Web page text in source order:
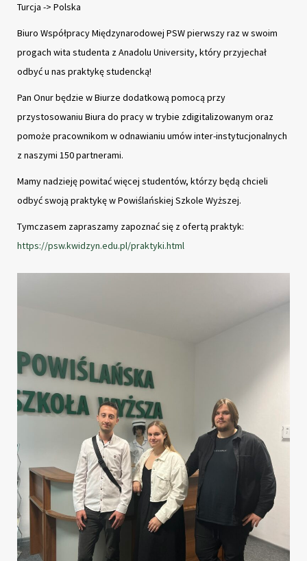
Turcja -> Polska
Biuro Współpracy Międzynarodowej PSW pierwszy raz w swoim
progach wita studenta z Anadolu University, który przyjechał
odbyć u nas praktykę studencką!
Pan Onur będzie w Biurze dodatkową pomocą przy
przystosowaniu Biura do pracy w trybie zdigitalizowanym oraz
pomoże pracownikom w odnawianiu umów inter-instytucjonalnych
z naszymi 150 partnerami.
Mamy nadzieję powitać więcej studentów, którzy będą chcieli
odbyć swoją praktykę w Powiślańskiej Szkole Wyższej.
Tymczasem zapraszamy zapoznać się z ofertą praktyk:
https://psw.kwidzyn.edu.pl/praktyki.html